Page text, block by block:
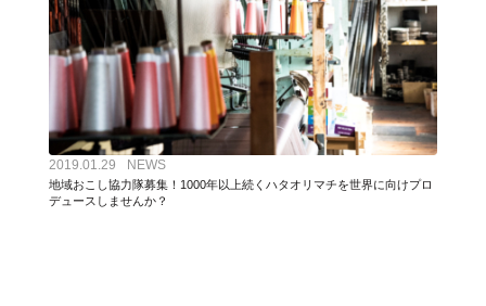
2019.01.29 NEWS
地域おこし協力隊募集！1000年以上続くハタオリマチを世界に向けプロ
デュースしませんか？